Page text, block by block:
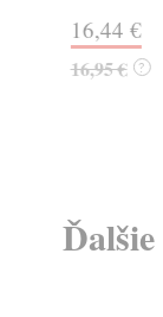
16,44 €
16,95 € ?